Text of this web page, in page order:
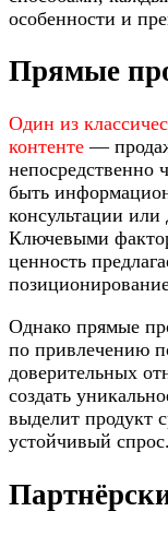
особенности и
Прямые
Один из
контенте—
непосредственно
быть
консультации
Ключевыми
ценность
Однако прямые
по привлечению
доверительных
создать
выделит продукт
устойчивый спрос.